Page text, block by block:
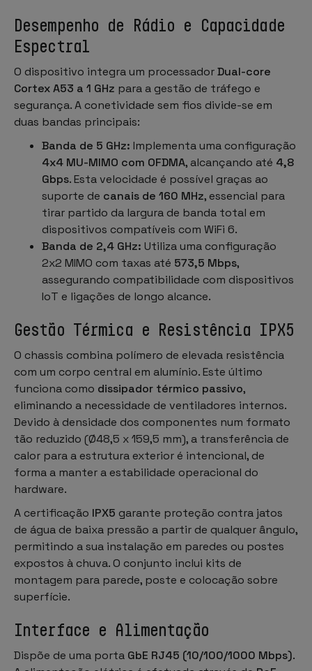
Desempenho de Rádio e Capacidade
Espectral
O dispositivo integra um processadorDual-core
Cortex A53 a 1 GHz para a gestão de tráfego e
segurança. A conetividade sem fios divide-se em
duas bandas principais:
Banda de 5 GHz: Implementa uma configuração
4x4 MU-MIMO com OFDMA, alcançando até 4,8
Gbps. Esta velocidade é possível graças ao
suporte de canais de 160 MHz, essencial para
tirar partido da largura de banda total em
dispositivos compatíveis com WiFi 6.
Banda de 2,4 GHz: Utiliza uma configuração
2x2 MIMO com taxas até 573,5 Mbps,
assegurando compatibilidade com dispositivos
IoT e ligações de longo alcance.
Gestão Térmica e Resistência IPX5
O chassis combina polímero de elevada resistência
com um corpo central em alumínio. Este último
funciona como dissipador térmico passivo,
eliminando a necessidade de ventiladores internos.
Devido à densidade dos componentes num formato
tão reduzido (Ø48,5 x 159,5 mm), a transferência de
calor para a estrutura exterior é intencional, de
forma a manter a estabilidade operacional do
hardware.
A certificação IPX5 garante proteção contra jatos
de água de baixa pressão a partir de qualquer ângulo,
permitindo a sua instalação em paredes ou postes
expostos à chuva. O conjunto inclui kits de
montagem para parede, poste e colocação sobre
superfície.
Interface e Alimentação
Dispõe de uma porta GbE RJ45 (10/100/1000 Mbps).